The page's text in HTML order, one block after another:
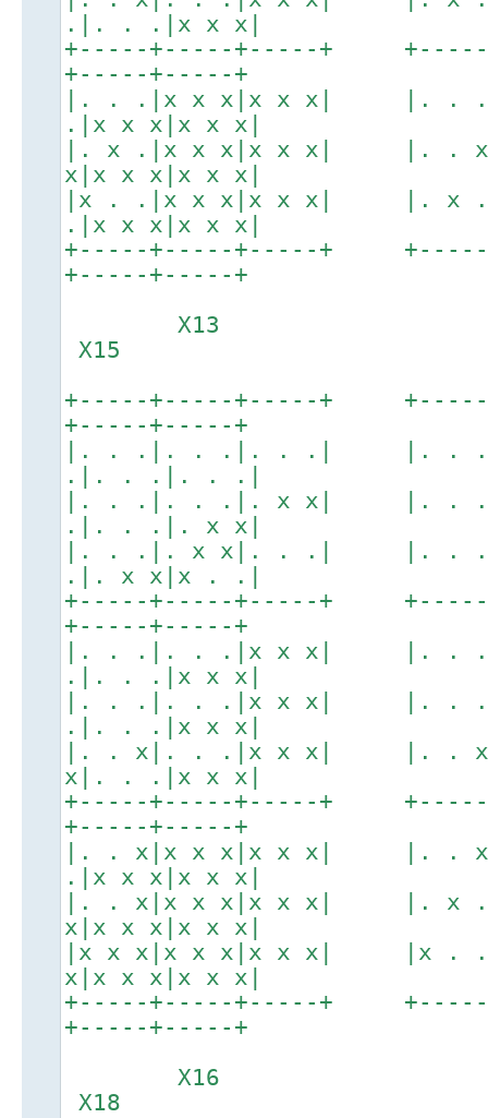
.|. . .|x x x|
+-----+-----+-----+
+-----+-----+
|. . .|x x x|x x x| |. .
.|x x x|x x x|
|. x .|x x x|x x x| |. .
x|x x x|x x x|
|x . .|x x x|x x x| |. x
.|x x x|x x x|
+-----+-----+-----+
+-----+-----+
X13
X15
+-----+-----+-----+
+-----+-----+
|. . .|. . .|. . .| |. .
.|. . .|. . .|
|. . .|. . .|. x x| |. .
.|. . .|. x x|
|. . .|. x x|. . .| |. .
.|. x x|x . .|
+-----+-----+-----+
+-----+-----+
|. . .|. . .|x x x| |. .
.|. . .|x x x|
|. . .|. . .|x x x| |. .
.|. . .|x x x|
|. . x|. . .|x x x| |. .
x|. . .|x x x|
+-----+-----+-----+
+-----+-----+
|. . x|x x x|x x x| |. .
.|x x x|x x x|
|. . x|x x x|x x x| |.
x|x x x|x x x|
|x x x|x x x|x x x| |x .
x|x x x|x x x|
+-----+-----+-----+
+-----+-----+
X16
X18